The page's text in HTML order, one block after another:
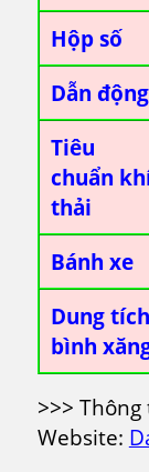
Hộp số
Dẫn động
Tiêu
chuẩn
thải
Bánh xe
Dung tích
bình
>>>
Website: